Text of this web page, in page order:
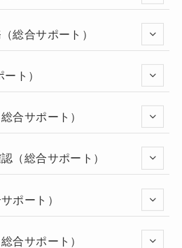
総合サポート）
ト）
合サポート）
（総合サポート）
ポート）
合サポート）